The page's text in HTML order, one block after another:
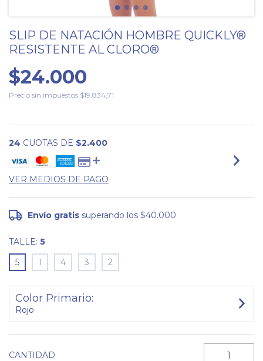
SLIP DE NATACIÓN HOMBRE QUICKLY®
RESISTENTE AL CLORO®
$24.000
Precio sin impuestos $19.834,71
24 CUOTAS DE $2.400
VER MEDIOS DE PAGO
Envío gratis superando los$40.000
TALLE: 5
5
1 4 3 2
Color Primario:
Rojo
CANTIDAD